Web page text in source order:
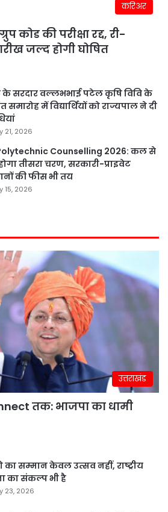
करिअर
कोड की परीक्षा रद्द, री-
जल्द होगी घोषित
सरदार वल्लभभाई पटेल कृषि विवि के
समारोह में विद्यार्थियों को राज्यपाल ने दी
21, 2026
Counselling 2026: कल से
तीसरा चरण, सरकारी-प्राइवेट
की फीस भी तय
15, 2026
उत्तराखंड
तक: भाजपा का धामी
का सम्मान केवल उत्सव नहीं, राष्ट्रीय
का संकल्प भी है
23, 2026